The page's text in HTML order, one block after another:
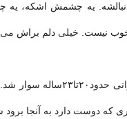
دنبالشه. یه چشمش اشکه،
خوب نیست. خیلی دلم براش
نیم‌ساعتی بعد جوانی
که دوست دارد به آنجا